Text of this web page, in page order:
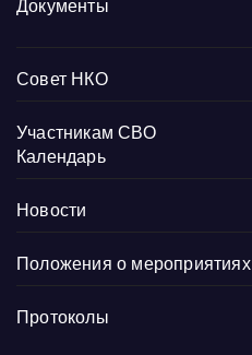
Документы
Совет НКО
Участникам СВО
Календарь
Новости
Положения о мероприятиях
Протоколы